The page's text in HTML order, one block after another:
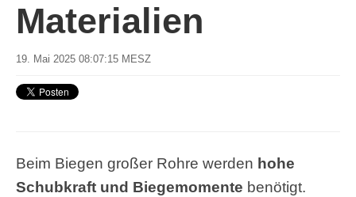
Materialien
19. Mai 2025 08:07:15 MESZ
Beim Biegen großer Rohre werden hohe
Schubkraft und Biegemomente benötigt.